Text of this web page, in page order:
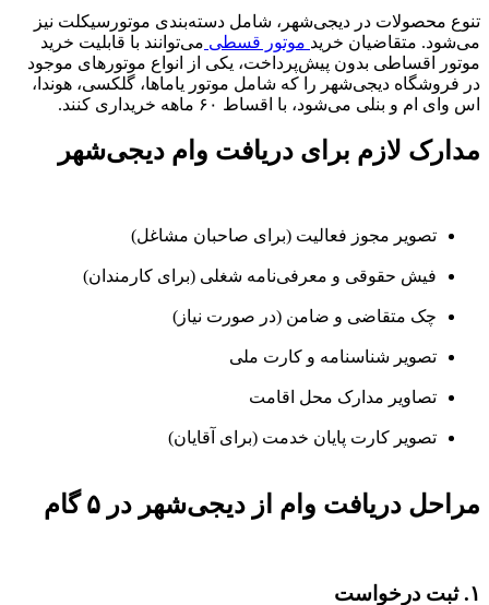
تنوع محصولات در دیجی‌شهر، شامل دسته‌بندی موتورسیکلت نیز
می‌شود. متقاضیان خرید موتور قسطی می‌توانند با قابلیت خرید
موتور اقساطی بدون پیش‌پرداخت، یکی از انواع موتورهای موجود
در فروشگاه دیجی‌شهر را که شامل موتور یاماها، گلکسی، هوندا،
اس وای ام و بنلی می‌شود، با اقساط ۶۰ ماهه خریداری کنند.
مدارک لازم برای دریافت وام دیجی‌شهر
تصویر مجوز فعالیت (برای صاحبان مشاغل)
فیش حقوقی و معرفی‌نامه شغلی (برای کارمندان)
چک متقاضی و ضامن (در صورت نیاز)
تصویر شناسنامه و کارت ملی
تصاویر مدارک محل اقامت
تصویر کارت پایان خدمت (برای آقایان)
مراحل دریافت وام از دیجی‌شهر در ۵ گام
۱. ثبت درخواست